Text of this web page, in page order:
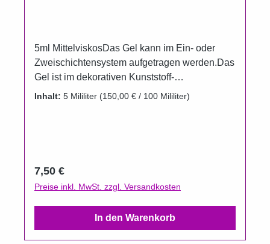
5ml MittelviskosDas Gel kann im Ein- oder
Zweischichtensystem aufgetragen werden.Das
Gel ist im dekorativen Kunststoff-
Aluminiumtiegel erhältlich.Um das Auslaufen
Inhalt: 5 Mililiter (150,00 € / 100 Mililiter)
Regulärer Preis:
7,50 €
Preise inkl. MwSt. zzgl. Versandkosten
In den Warenkorb